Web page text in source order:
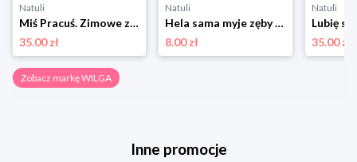
Natuli
Miś Pracuś. Zimowe zabawy Wilga
35.00 zł
Natuli
Hela sama myje zęby Wilga
8.00 zł
Natuli
Lubię
35.00 zł
Zobacz markę WILGA
Inne promocje